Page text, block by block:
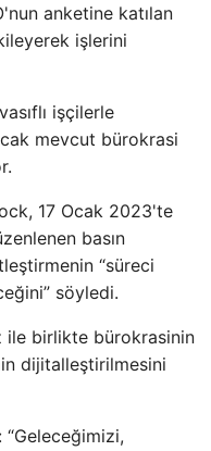
anketine katılan
işlerini
işçilerle
mevcut bürokrasi
17 Ocak 2023'te
basın
“süreci
söyledi.
ile birlikte bürokrasinin
dijitalleştirilmesini
“Geleceğimizi,